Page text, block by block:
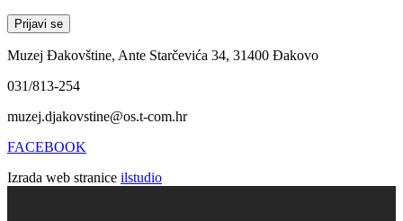
Muzej Đakovštine, Ante Starčevića 34, 31400 Đakovo
031/813-254
muzej.djakovstine@os.t-com.hr
FACEBOOK
Izrada web stranice ilstudio